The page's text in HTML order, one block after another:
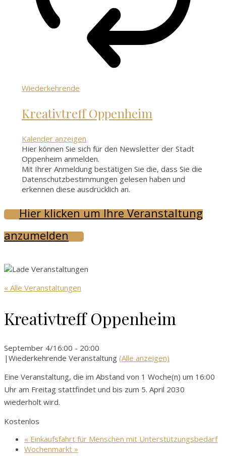
Wiederkehrende
Kreativtreff Oppenheim
Kalender anzeigen
Hier können Sie sich für den Newsletter der Stadt
Oppenheim anmelden.
Mit Ihrer Anmeldung bestätigen Sie die, dass Sie die
Datenschutzbestimmungen gelesen haben und
erkennen diese ausdrücklich an.
Hier klicken um Ihre Veranstaltung
anzumelden
« Alle Veranstaltungen
Kreativtreff Oppenheim
September 4/16:00 - 20:00
| Wiederkehrende Veranstaltung (Alle anzeigen)
Eine Veranstaltung, die im Abstand von 1 Woche(n) um 16:00
Uhr am Freitag stattfindet und bis zum 5. April 2030
wiederholt wird.
Kostenlos
« Einkaufsfahrt für Menschen mit Unterstützungsbedarf
Wochenmarkt »